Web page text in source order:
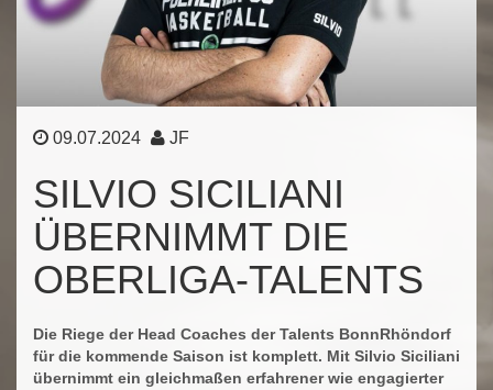
09.07.2024 JF
SILVIO SICILIANI
ÜBERNIMMT DIE
OBERLIGA-TALENTS
Die Riege der Head Coaches der Talents BonnRhöndorf
für die kommende Saison ist komplett. Mit Silvio Siciliani
übernimmt ein gleichmaßen erfahrener wie engagierter